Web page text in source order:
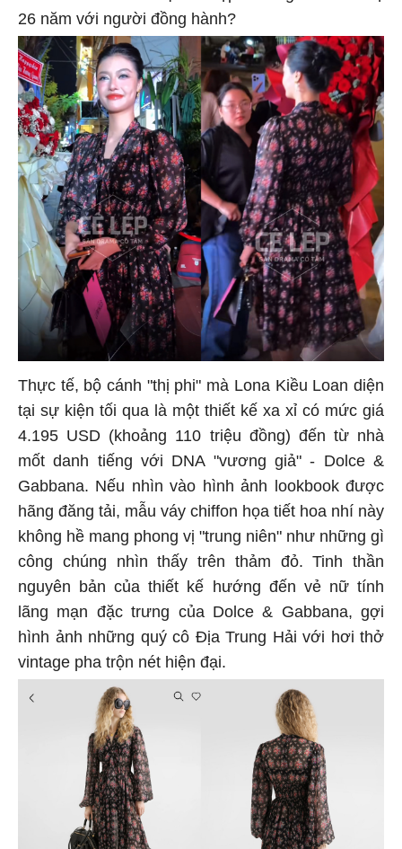
26 năm với người đồng hành?
Thực tế, bộ cánh "thị phi" mà Lona Kiều Loan diện
tại sự kiện tối qua là một thiết kế xa xỉ có mức giá
4.195 USD (khoảng 110 triệu đồng) đến từ nhà
mốt danh tiếng với DNA "vương giả" - Dolce &
Gabbana. Nếu nhìn vào hình ảnh lookbook được
hãng đăng tải, mẫu váy chiffon họa tiết hoa nhí này
không hề mang phong vị "trung niên" như những gì
công chúng nhìn thấy trên thảm đỏ. Tinh thần
nguyên bản của thiết kế hướng đến vẻ nữ tính
lãng mạn đặc trưng của Dolce & Gabbana, gợi
hình ảnh những quý cô Địa Trung Hải với hơi thở
vintage pha trộn nét hiện đại.